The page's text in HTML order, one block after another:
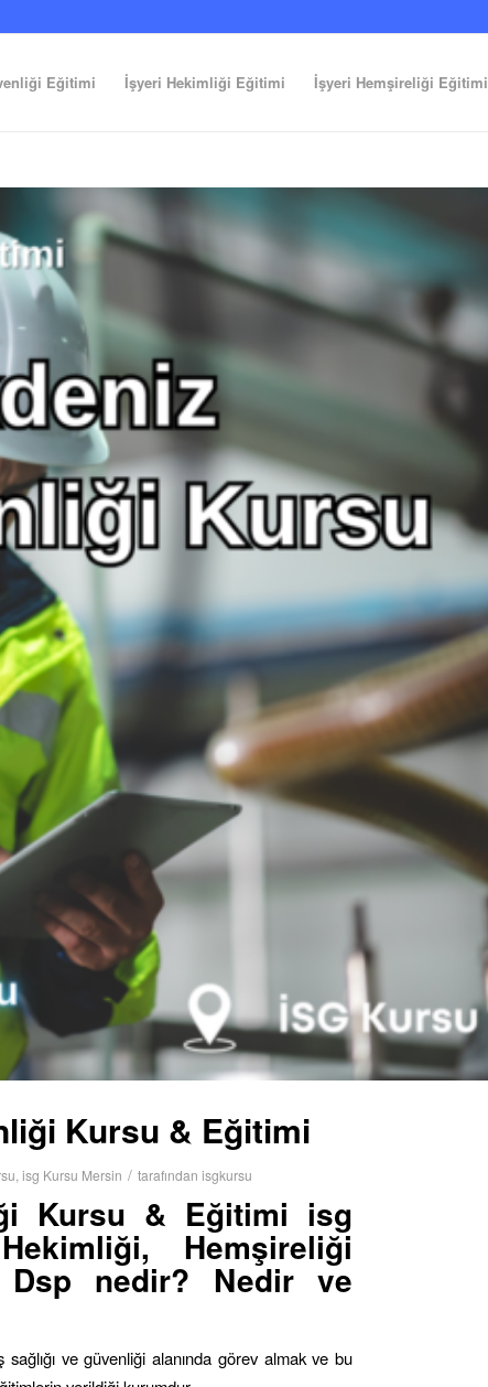
Eğitimi İşyeri Hekimliği Eğitimi İşyeri Hemşireliği Eğitimi
Kursu & Eğitimi
, isg Kursu Mersin / tarafından isgkursu
Kursu & Eğitimi isg
Hemşireliği
Dsp nedir? Nedir ve
sağlığı ve güvenliği alanında görev almak ve bu